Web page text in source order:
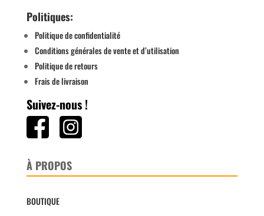
Politiques:
Politique de confidentialité
Conditions générales de vente et d’utilisation
Politique de retours
Frais de livraison
Suivez-nous !
À PROPOS
BOUTIQUE